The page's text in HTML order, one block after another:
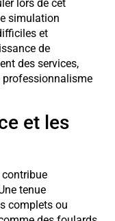
lors de cet
simulation
et
de
des services,
professionnalisme
et les
contribue
tenue
complets ou